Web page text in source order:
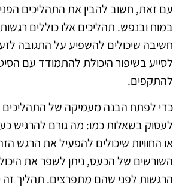
עם זאת, חשוב להבין את התהליכים
במוח ובנפש. תהליכים אלו כוללים רגשות,
חשיבה שיכולים להשפיע על התגובה
לסייע בשיפור היכולת להתמודד עם
להתקפים.
כדי לפתח הבנה מעמיקה של התהליכים
לעסוק בשאלות כמו: מה גורם להרגיש
או החוויות שיכולים להפעיל את הרגש
השורשים של הכעס, ניתן לשפר את
הרגשות לפני שהם מתפרצים. תהליך זה